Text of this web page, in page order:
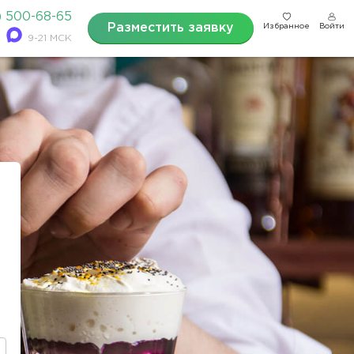
500-68-65
9-21 МСК
Разместить заявку Избранное Войти